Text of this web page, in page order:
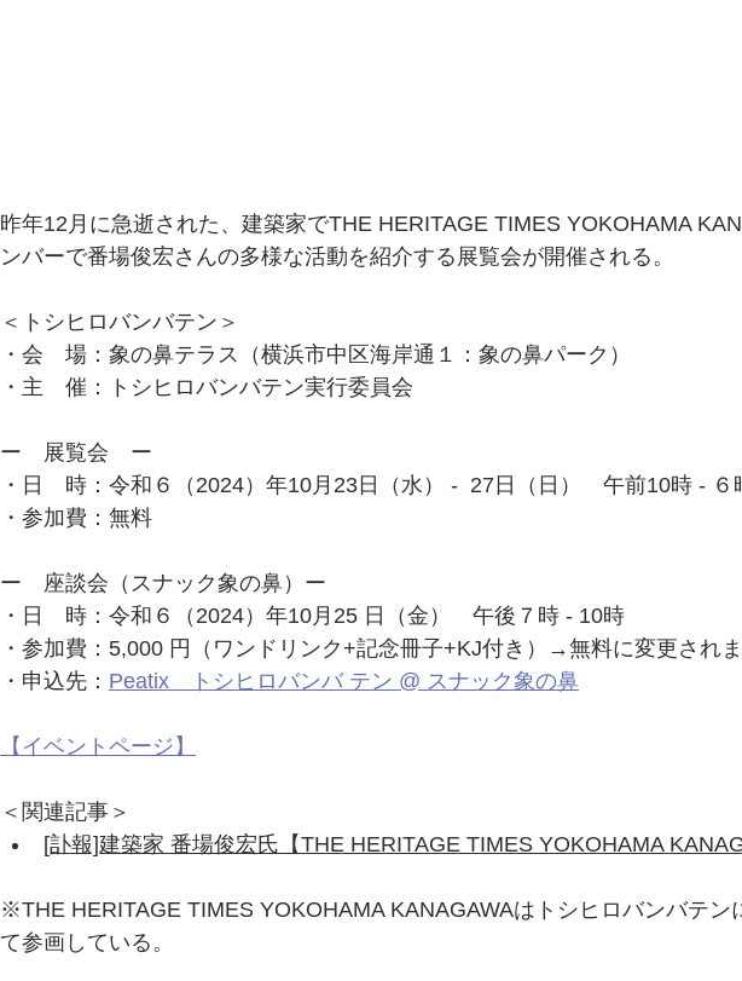
昨年12月に急逝された、建築家でTHE HERITAGE TIMES YOKOHAMA
ンバーで番場俊宏さんの多様な活動を紹介する展覧会が開催される。
＜トシヒロバンバテン＞
・会　場：象の鼻テラス（横浜市中区海岸通１：象の鼻パーク）
・主　催：トシヒロバンバテン実行委員会
ー　展覧会　ー
・日　時：令和６（2024）年10月23日（水） -  27日（日）　午前10時
・参加費：無料
ー　座談会（スナック象の鼻）ー
・日　時：令和６（2024）年10月25 日（金）　午後７時 - 10時
・参加費：5,000 円（ワンドリンク+記念冊子+KJ付き）→無料に変更されま
・申込先： Peatix　トシヒロバンバ テン @ スナック象の鼻
【イベントページ】
＜関連記事＞
[訃報]建築家 番場俊宏氏【THE HERITAGE TIMES YOKOHAMA
※THE HERITAGE TIMES YOKOHAMA KANAGAWAはトシヒロバンバテン
て参画している。